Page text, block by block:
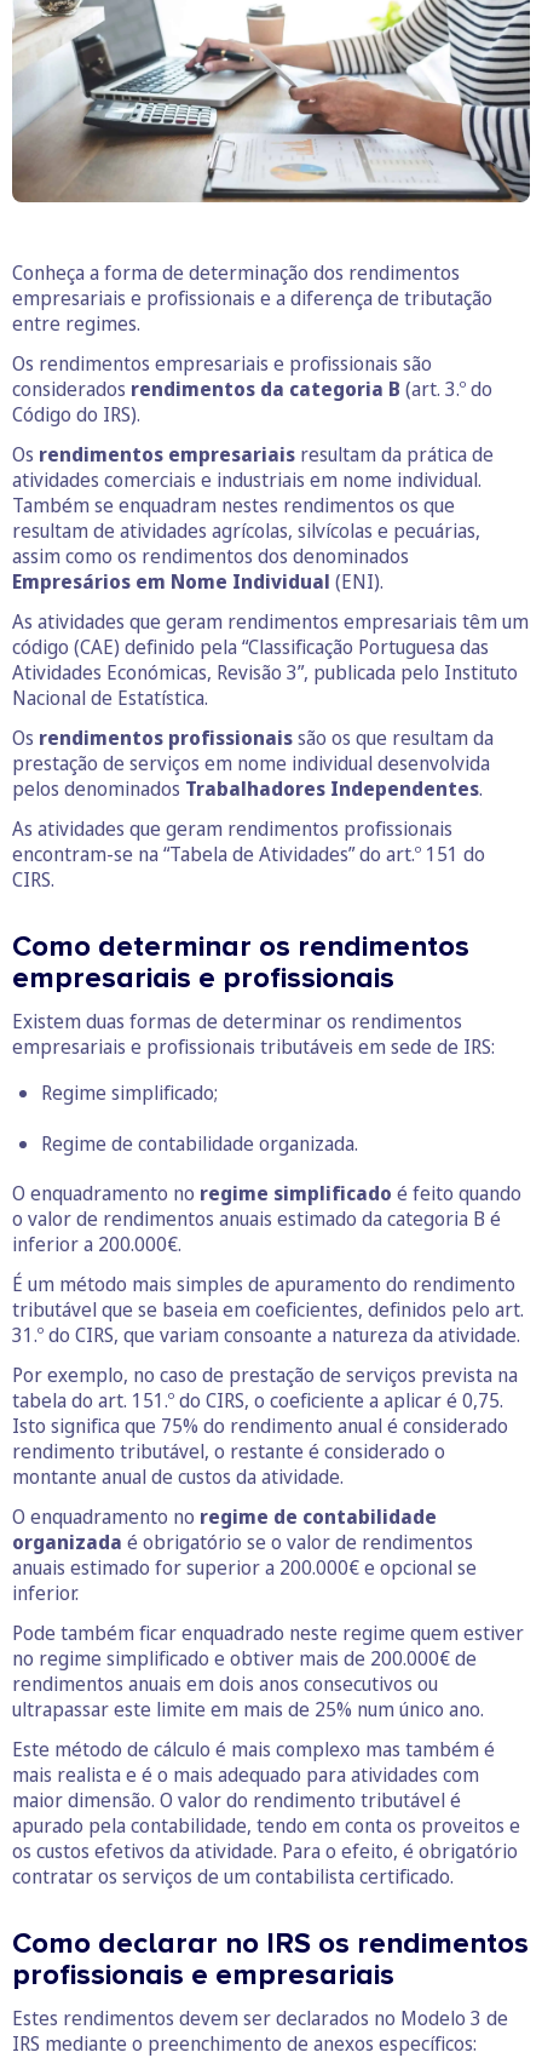
Conheça a forma de determinação dos rendimentos
empresariais e profissionais e a diferença de tributação
entre regimes.
Os rendimentos empresariais e profissionais são
considerados rendimentos da categoria B (art. 3.º do
Código do IRS).
Os rendimentos empresariais resultam da prática de
atividades comerciais e industriais em nome individual.
Também se enquadram nestes rendimentos os que
resultam de atividades agrícolas, silvícolas e pecuárias,
assim como os rendimentos dos denominados
Empresários em Nome Individual (ENI).
As atividades que geram rendimentos empresariais têm um
código (CAE) definido pela “Classificação Portuguesa das
Atividades Económicas, Revisão 3”, publicada pelo Instituto
Nacional de Estatística.
Os rendimentos profissionaissão os que resultam da
prestação de serviços em nome individual desenvolvida
pelos denominados Trabalhadores Independentes.
As atividades que geram rendimentos profissionais
encontram-se na “Tabela de Atividades” do art.º 151 do
CIRS.
Como determinar os rendimentos
empresariais e profissionais
Existem duas formas de determinar os rendimentos
empresariais e profissionais tributáveis em sede de IRS:
Regime simplificado;
Regime de contabilidade organizada.
O enquadramento no regime simplificado é feito quando
o valor de rendimentos anuais estimado da categoria B é
inferior a 200.000€.
É um método mais simples de apuramento do rendimento
tributável que se baseia em coeficientes, definidos pelo art.
31.º do CIRS, que variam consoante a natureza da atividade.
Por exemplo, no caso de prestação de serviços prevista na
tabela do art. 151.º do CIRS, o coeficiente a aplicar é 0,75.
Isto significa que 75% do rendimento anual é considerado
rendimento tributável, o restante é considerado o
montante anual de custos da atividade.
O enquadramento no regime de contabilidade
organizada é obrigatório se o valor de rendimentos
anuais estimado for superior a 200.000€ e opcional se
inferior.
Pode também ficar enquadrado neste regime quem estiver
no regime simplificado e obtiver mais de 200.000€ de
rendimentos anuais em dois anos consecutivos ou
ultrapassar este limite em mais de 25% num único ano.
Este método de cálculo é mais complexo mas também é
mais realista e é o mais adequado para atividades com
maior dimensão. O valor do rendimento tributável é
apurado pela contabilidade, tendo em conta os proveitos e
os custos efetivos da atividade. Para o efeito, é obrigatório
contratar os serviços de um contabilista certificado.
Como declarar no IRS os rendimentos
profissionais e empresariais
Estes rendimentos devem ser declarados no Modelo 3 de
IRS mediante o preenchimento de anexos específicos: